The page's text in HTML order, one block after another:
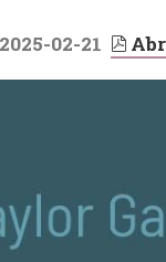
modified at:
2025-02-21